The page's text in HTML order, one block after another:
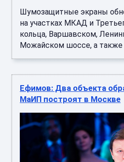
Шумозащитные экраны
на участках МКАД и
кольца, Варшавском,
Можайском шоссе, а также
Ефимов: Два объекта
МаИП построят в Москве